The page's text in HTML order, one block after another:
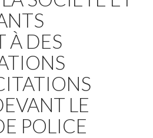
À DES
LE
POLICE